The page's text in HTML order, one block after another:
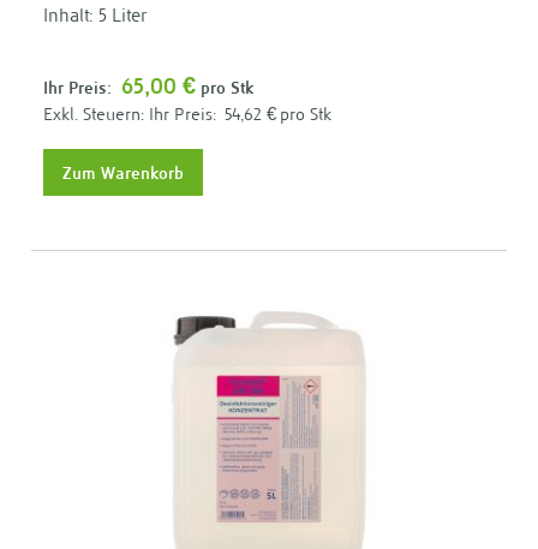
Inhalt: 5 Liter
Ihr Preis: 65,00 € pro Stk
Ihr Preis: 54,62 € pro Stk
Zum Warenkorb